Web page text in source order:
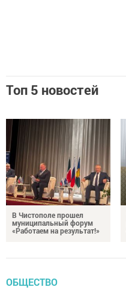
Топ 5 новостей
В Чистополе прошел
муниципальный форум
«Работаем на результат!»
ОБЩЕСТВО